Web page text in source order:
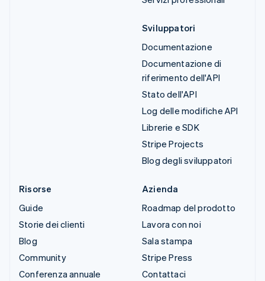
Sviluppatori
Documentazione
Documentazione di
riferimento dell'API
Stato dell'API
Log delle modifiche API
Librerie e SDK
Stripe Projects
Blog degli sviluppatori
Risorse
Guide
Storie dei clienti
Blog
Community
Conferenza annuale
Azienda
Roadmap del prodotto
Lavora con noi
Sala stampa
Stripe Press
Contattaci